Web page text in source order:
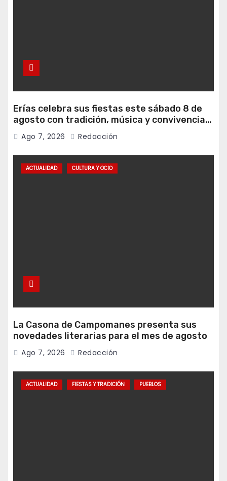
Erías celebra sus fiestas este sábado 8 de
agosto con tradición, música y convivencia
vecinal
Ago 7, 2026 Redacción
ACTUALIDAD CULTURA Y OCIO
La Casona de Campomanes presenta sus
novedades literarias para el mes de agosto
Ago 7, 2026 Redacción
ACTUALIDAD FIESTAS Y TRADICIÓN PUEBLOS